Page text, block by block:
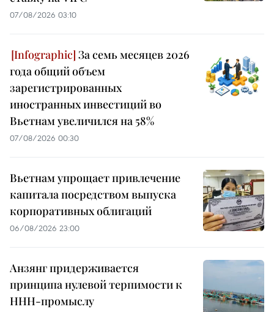
07/08/2026 03:10
За семь месяцев 2026
года общий объем
зарегистрированных
иностранных инвестиций во
Вьетнам увеличился на 58%
07/08/2026 00:30
Вьетнам упрощает привлечение
капитала посредством выпуска
корпоративных облигаций
06/08/2026 23:00
Анзянг придерживается
принципа нулевой терпимости к
ННН-промыслу